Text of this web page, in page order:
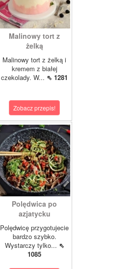
Malinowy tort z
żelką
Malinowy tort z żelką i
kremem z białej
czekolady. W... ⇖ 1281
Zobacz przepis!
Polędwica po
azjatycku
Polędwicę przygotujecie
bardzo szybko.
Wystarczy tylko... ⇖
1085